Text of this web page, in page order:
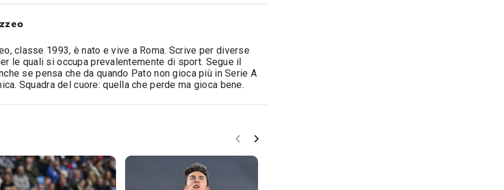
classe 1993, è nato e vive a Roma. Scrive per diverse
le quali si occupa prevalentemente di sport. Segue il
se pensa che da quando Pato non gioca più in Serie A
Squadra del cuore: quella che perde ma gioca bene.